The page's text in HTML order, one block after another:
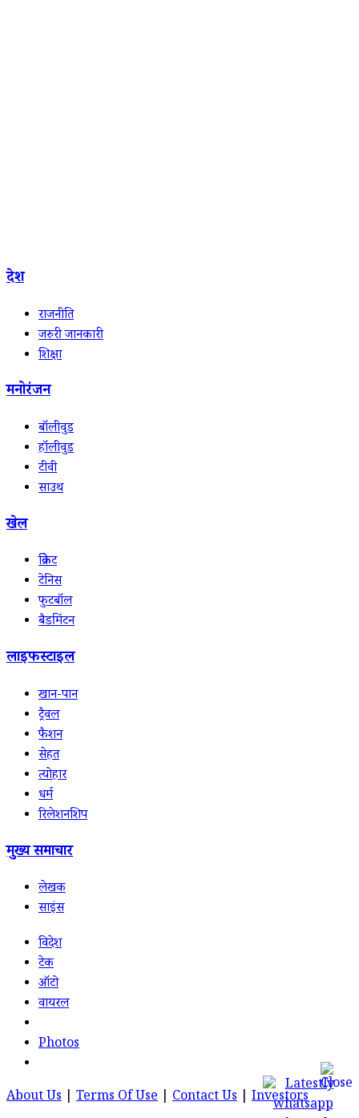
देश
राजनीति
जरुरी जानकारी
शिक्षा
मनोरंजन
बॉलीवुड
हॉलीवुड
टीवी
साउथ
खेल
क्रिकेट
टेनिस
फुटबॉल
बैडमिंटन
लाइफस्टाइल
खान-पान
ट्रैवल
फैशन
सेहत
त्योहार
धर्म
रिलेशनशिप
मुख्य समाचार
लेखक
साइंस
विदेश
टेक
ऑटो
वायरल
Photos
About Us Terms Of Use Contact Us Investors